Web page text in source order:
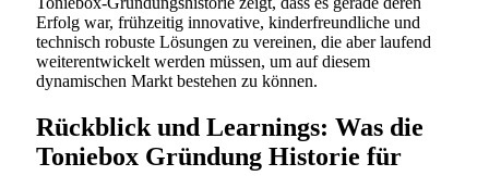
Erfolg war, frühzeitig innovative, kinderfreundliche und
technisch robuste Lösungen zu vereinen, die aber laufend
weiterentwickelt werden müssen, um auf diesem
dynamischen Markt bestehen zu können.
Rückblick und Learnings: Was die
Toniebox Gründung Historie für